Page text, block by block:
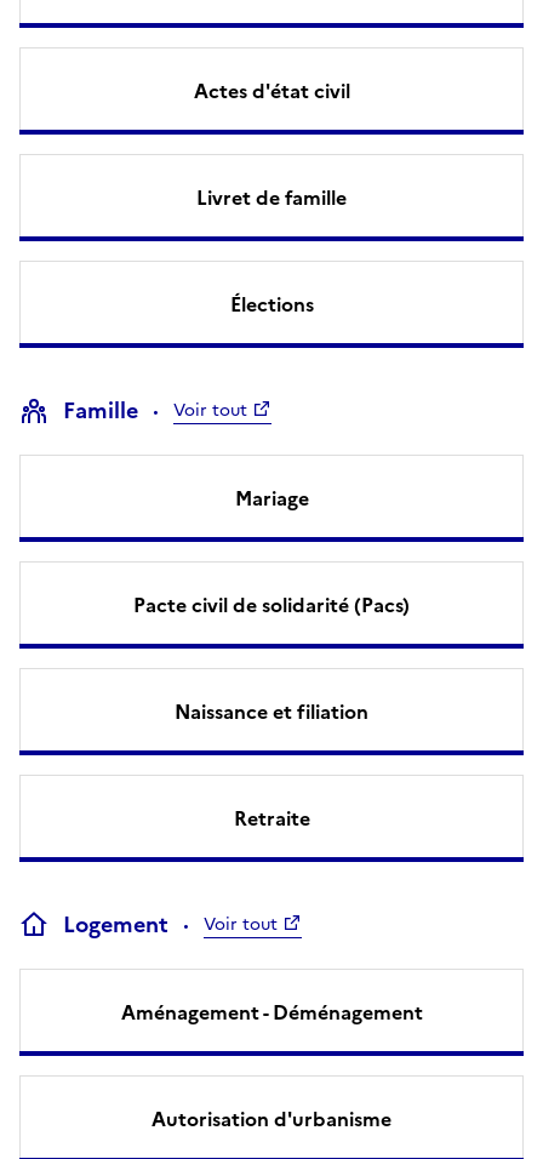
Actes d'état civil
Livret de famille
Élections
Famille Voir tout
Mariage
Pacte civil de solidarité (Pacs)
Naissance et filiation
Retraite
Logement Voir tout
Aménagement - Déménagement
Autorisation d'urbanisme